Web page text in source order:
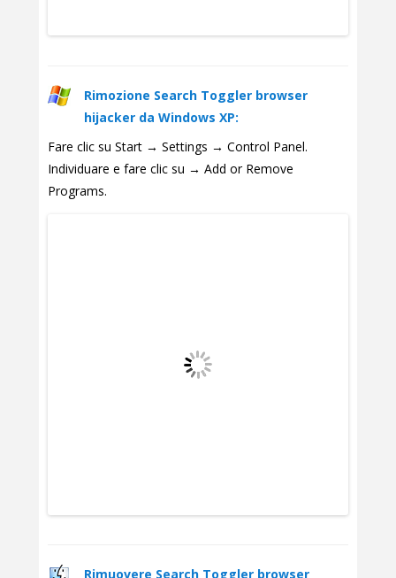
Rimozione Search Toggler browser
hijacker da Windows XP:
Fare clic su Start → Settings → Control Panel.
Individuare e fare clic su → Add or Remove
Programs.
Rimuovere Search Toggler browser